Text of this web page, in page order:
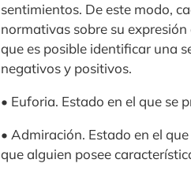
sentimientos. De este modo,
normativas sobre su
que es posible identificar una
negativos y positivos.
• Euforia. Estado en el que se
• Admiración. Estado en el
que alguien posee